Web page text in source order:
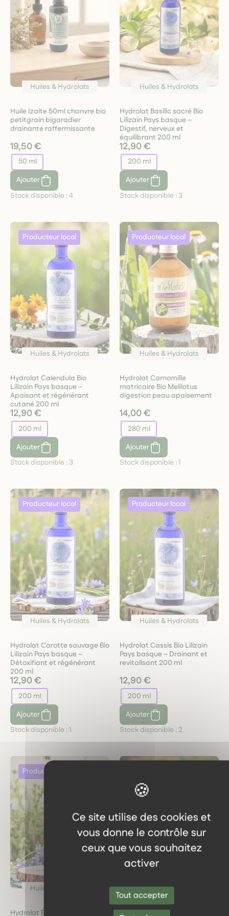
Ce site utilise des cookies et
vous donne le contrôle sur
ceux que vous souhaitez
activer
Tout accepter
Huiles & Hydrolats
Huile Izaite 50ml chanvre bio
petitgrain bigaradier
drainante raffermissante
19,50 €
50 ml
Ajouter
Stock disponible :4
Huiles & Hydrolats
Hydrolat Basilic sacré Bio
Lilizain Pays basque –
Digestif, nerveux et
équilibrant 200 ml
12,90 €
200 ml
Ajouter
Stock disponible : 3
Huiles & Hydrolats
Hydrolat Calendula Bio
Lilizain Pays basque –
Apaisant et régénérant
cutané 200 ml
12,90 €
200 ml
Ajouter
Stock disponible : 3
Huiles & Hydrolats
Hydrolat Camomille
matricaire Bio Melilotus
digestion peau apaisement
14,00 €
280 ml
Ajouter
Stock disponible :1
Huiles & Hydrolats
Hydrolat Carotte sauvage Bio
Lilizain Pays basque –
Détoxifiant et régénérant
200 ml
12,90 €
200 ml
Ajouter
Stock disponible :1
Huiles & Hydrolats
Hydrolat Cassis Bio Lilizain
Pays basque – Drainant et
revitalisant 200 ml
12,90 €
200 ml
Ajouter
Stock disponible : 2
Huiles & Hydrolats
Hydrolat Échinacée Bio
Huiles & Hydrolats
Hydrolat Genévrier nain